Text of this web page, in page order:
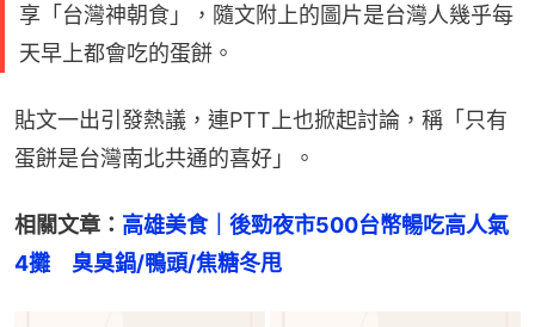
享「台灣神朝食」，隨文附上的圖片是台灣人幾乎每
天早上都會吃的蛋餅。
貼文一出引發熱議，連PTT上也掀起討論，稱「只有
蛋餅是台灣南北共通的喜好」。
相關文章： 高雄美食｜後勁夜市500台幣暢吃高人氣
4攤　臭臭鍋/鴨頭/焦糖冬甩